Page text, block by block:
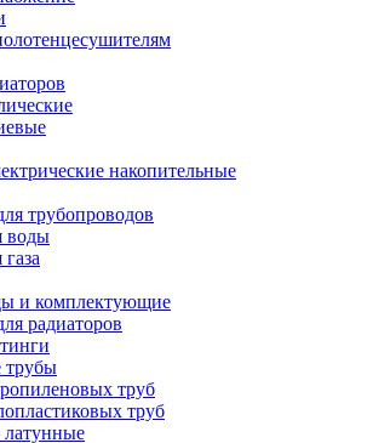
накопительные
трубопроводов
воды
и комплектующие
радиаторов
трубы
труб
труб